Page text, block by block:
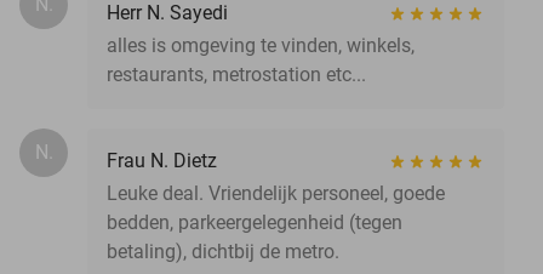
Herr N. Sayedi
alles is omgeving te vinden, winkels,
restaurants, metrostation etc...
N.
Frau N. Dietz
Leuke deal. Vriendelijk personeel, goede
bedden, parkeergelegenheid (tegen
betaling), dichtbij de metro.